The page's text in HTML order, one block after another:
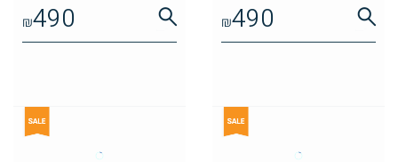
₪490
₪490